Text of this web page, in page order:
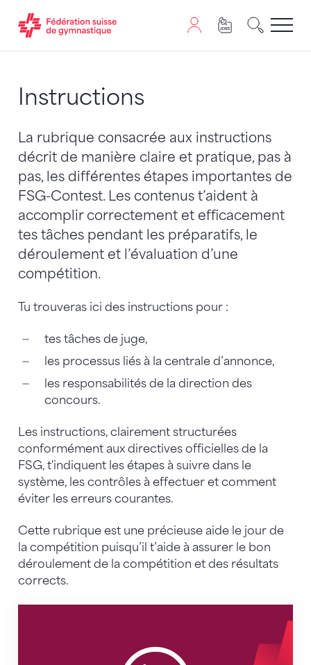
Instructions
La rubrique consacrée aux instructions
décrit de manière claire et pratique, pas à
pas, les différentes étapes importantes de
FSG-Contest. Les contenus t’aident à
accomplir correctement et efficacement
tes tâches pendant les préparatifs, le
déroulement et l’évaluation d’une
compétition.
Tu trouveras ici des instructions pour :
tes tâches de juge,
les processus liés à la centrale d’annonce,
les responsabilités de la direction des
concours.
Les instructions, clairement structurées
conformément aux directives officielles de la
FSG, t'indiquent les étapes à suivre dans le
système, les contrôles à effectuer et comment
éviter les erreurs courantes.
Cette rubrique est une précieuse aide le jour de
la compétition puisqu’il t’aide à assurer le bon
déroulement de la compétition et des résultats
corrects.